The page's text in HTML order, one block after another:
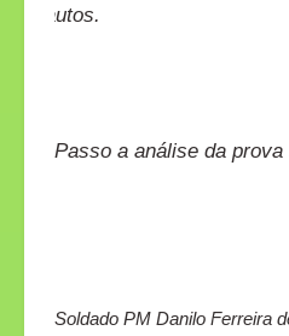
nos autos.
Passo a análise da prova
Soldado PM Danilo Ferreira